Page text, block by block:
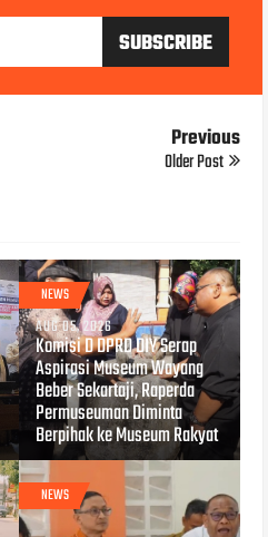
Previous
Older Post
NEWS
AUG 05, 2026
Komisi D DPRD DIY Serap
Aspirasi Museum Wayang
Beber Sekartaji, Raperda
Permuseuman Diminta
Berpihak ke Museum Rakyat
NEWS